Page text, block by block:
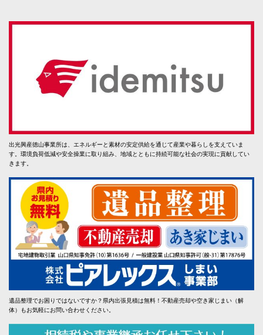
出光興産徳山事業所は、エネルギーと素材の安定供給を通じて産業や暮らしを支えていま
す。環境負荷低減や安全操業に取り組み、地域とともに持続可能な社会の実現に貢献してい
きます。
遺品整理でお困りではないですか？県内出張見積は無料！不動産売却や空き家じまい（解
体）もお気軽にお問い合わせください。